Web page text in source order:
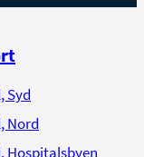
Syd
Nord
Hospitalsbyen